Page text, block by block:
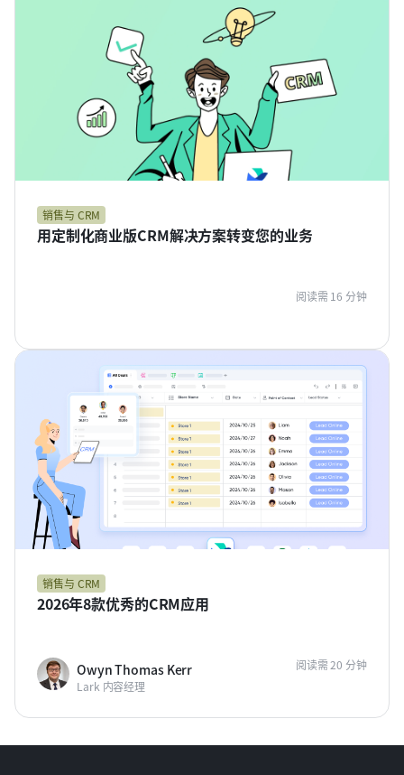
销售与 CRM
用定制化商业版CRM解决方案转变您的业务
阅读需 16 分钟
销售与 CRM
2026年8款优秀的CRM应用
Owyn Thomas Kerr
Lark 内容经理
阅读需 20 分钟